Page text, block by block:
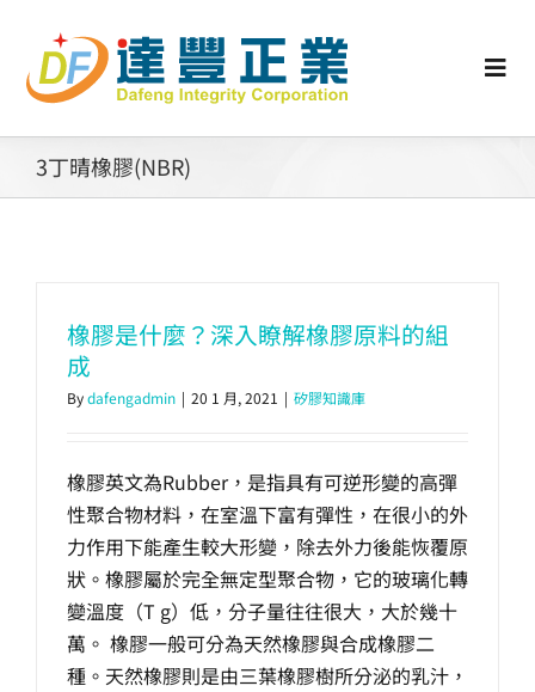
content
認識矽膠
工業零配件
消費性產品
矽膠客製
生產製造
選購指南
3丁晴橡膠(NBR)
橡膠是什麼？深入瞭解橡膠原料的組
成
Bydafengadmin | 20 1 月, 2021 | 矽膠知識庫
橡膠英文為Rubber，是指具有可逆形變的高彈
性聚合物材料，在室溫下富有彈性，在很小的外
力作用下能產生較大形變，除去外力後能恢覆原
狀。橡膠屬於完全無定型聚合物，它的玻璃化轉
變溫度（T g）低，分子量往往很大，大於幾十
萬。 橡膠一般可分為天然橡膠與合成橡膠二
種。天然橡膠則是由三葉橡膠樹所分泌的乳汁，